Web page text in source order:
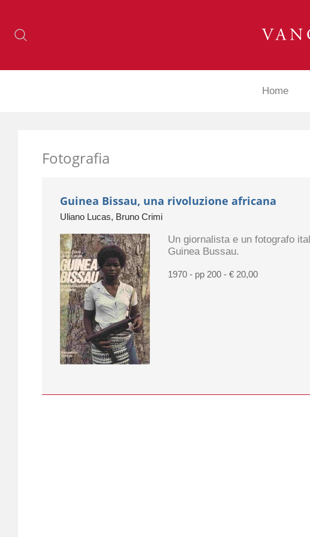
Home
Fotografia
Guinea Bissau, una rivoluzione africana
Uliano Lucas, Bruno Crimi
Un giornalista e un fotografo
Guinea Bussau.
1970 - pp 200 - € 20,00